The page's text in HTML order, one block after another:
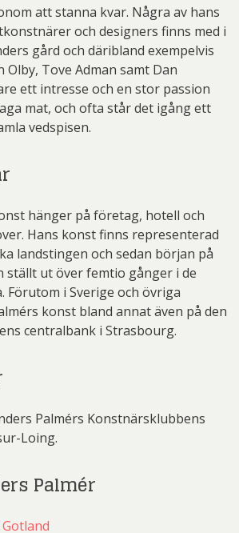
att stanna kvar. Några av hans
och designers finns med i
gård och däribland exempelvis
Olby, Tove Adman samt Dan
ett intresse och en stor passion
mat, och ofta står det igång ett
vedspisen.
hänger på företag, hotell och
Hans konst finns representerad
landstingen och sedan början på
ställt ut över femtio gånger i de
Förutom i Sverige och övriga
konst bland annat även på den
centralbank i Strasbourg.
Palmérs Konstnärsklubbens
Loing.
Palmér